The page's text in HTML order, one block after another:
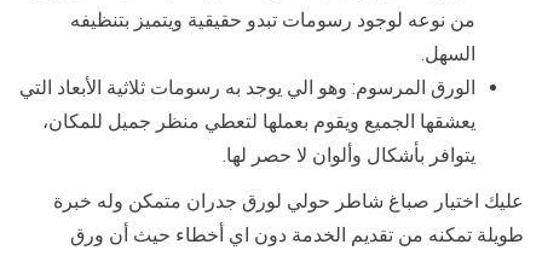
من نوعه لوجود رسومات تبدو حقيقية ويتميز بتنظيفه
السهل.
الورق المرسوم: وهو الي يوجد به رسومات ثلاثية الأبعاد التي
يعشقها الجميع ويقوم بعملها لتعطي منظر جميل للمكان،
يتوافر بأشكال وألوان لا حصر لها.
عليك اختيار صباغ شاطر حولي لورق جدران متمكن وله خبرة
طويلة تمكنه من تقديم الخدمة دون اي أخطاء حيث أن ورق